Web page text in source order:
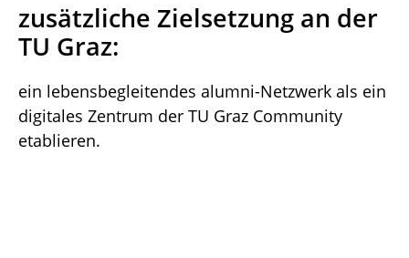
zusätzliche Zielsetzung an der
TU Graz:
ein lebensbegleitendes alumni-Netzwerk als ein
digitales Zentrum der TU Graz Community
etablieren.